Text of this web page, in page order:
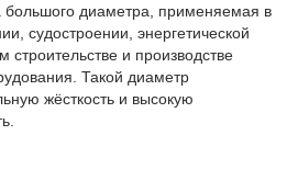
большого диаметра, применяемая в
судостроении, энергетической
и производстве
Такой диаметр
жёсткость и высокую